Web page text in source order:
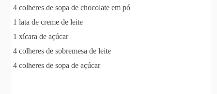
4 colheres de sopa de chocolate em pó
1 lata de creme de leite
1 xícara de açúcar
4 colheres de sobremesa de leite
4 colheres de sopa de açúcar